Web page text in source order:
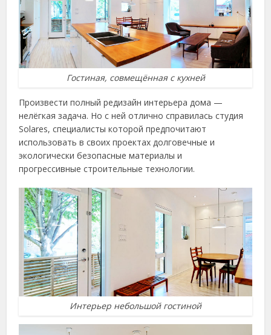
Гостиная, совмещённая с кухней
Произвести полный редизайн интерьера дома —
нелёгкая задача. Но с ней отлично справилась студия
Solares, специалисты которой предпочитают
использовать в своих проектах долговечные и
экологически безопасные материалы и
прогрессивные строительные технологии.
Интерьер небольшой гостиной